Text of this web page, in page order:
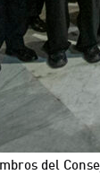
del